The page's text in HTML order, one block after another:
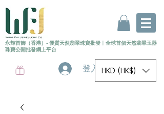
永輝首飾（香港）- 優質天然翡翠珠寶批發 〡 全球首個天然翡翠玉器
珠寶公開批發網上平台
登入 HKD (HK$)